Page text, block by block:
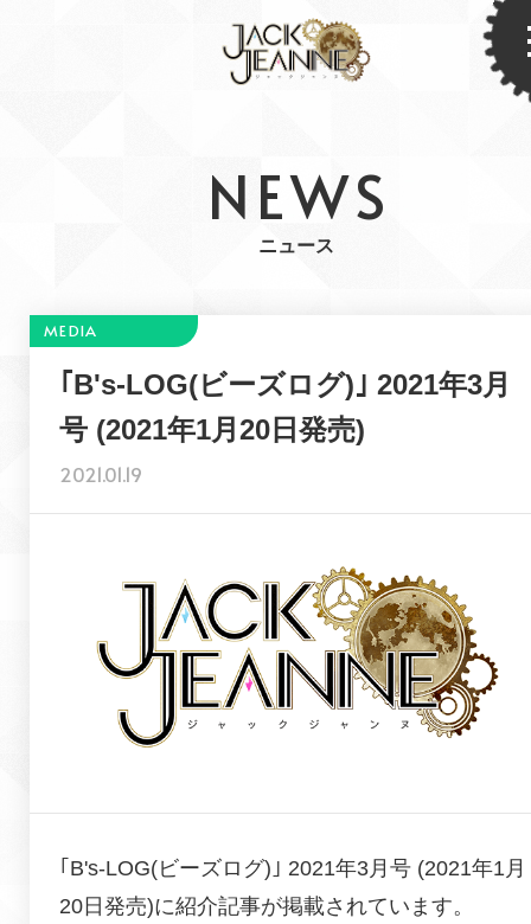
NEWS
ニュース
｢B's-LOG(ビーズログ)｣ 2021年3月
号 (2021年1月20日発売)
2021.01.19
｢B's-LOG(ビーズログ)｣ 2021年3月号 (2021年1月
20日発売)に紹介記事が掲載されています。